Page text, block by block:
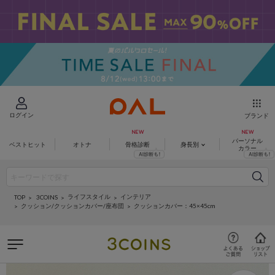
ログイン ブランド
ベストヒット オトナ 骨格診断 身長別
パーソナル
カラー
TOP 3COINS ライフスタイル
インテリア
クッション/クッションカバー/座布団
クッションカバー：45×45cm